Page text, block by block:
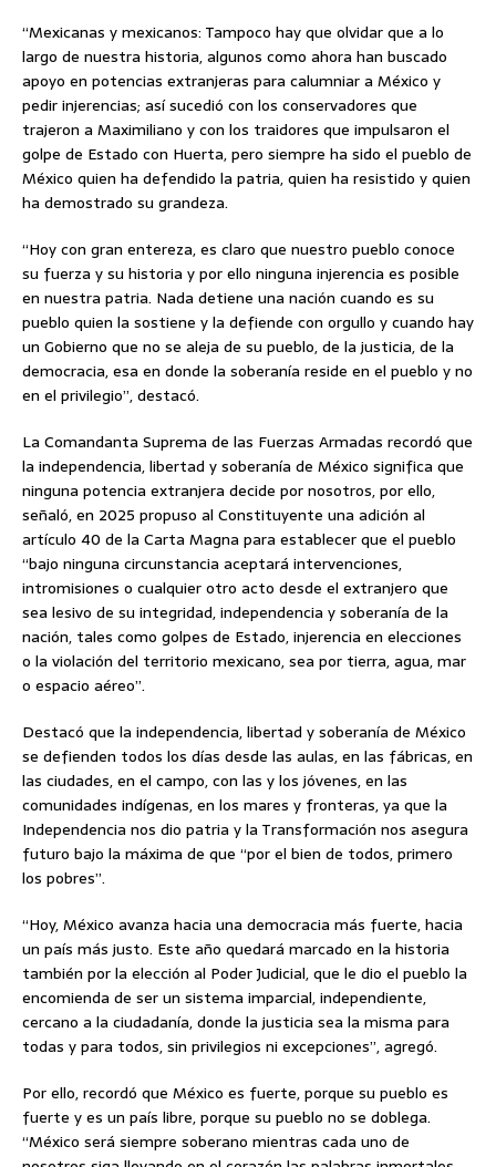
“Mexicanas y mexicanos: Tampoco hay que olvidar que a lo
largo de nuestra historia, algunos como ahora han buscado
apoyo en potencias extranjeras para calumniar a México y
pedir injerencias; así sucedió con los conservadores que
trajeron a Maximiliano y con los traidores que impulsaron el
golpe de Estado con Huerta, pero siempre ha sido el pueblo de
México quien ha defendido la patria, quien ha resistido y quien
ha demostrado su grandeza.
“Hoy con gran entereza, es claro que nuestro pueblo conoce
su fuerza y su historia y por ello ninguna injerencia es posible
en nuestra patria. Nada detiene una nación cuando es su
pueblo quien la sostiene y la defiende con orgullo y cuando hay
un Gobierno que no se aleja de su pueblo, de la justicia, de la
democracia, esa en donde la soberanía reside en el pueblo y no
en el privilegio”, destacó.
La Comandanta Suprema de las Fuerzas Armadas recordó que
la independencia, libertad y soberanía de México significa que
ninguna potencia extranjera decide por nosotros, por ello,
señaló, en 2025 propuso al Constituyente una adición al
artículo 40 de la Carta Magna para establecer que el pueblo
“bajo ninguna circunstancia aceptará intervenciones,
intromisiones o cualquier otro acto desde el extranjero que
sea lesivo de su integridad, independencia y soberanía de la
nación, tales como golpes de Estado, injerencia en elecciones
o la violación del territorio mexicano, sea por tierra, agua, mar
o espacio aéreo”.
Destacó que la independencia, libertad y soberanía de México
se defienden todos los días desde las aulas, en las fábricas, en
las ciudades, en el campo, con las y los jóvenes, en las
comunidades indígenas, en los mares y fronteras, ya que la
Independencia nos dio patria y la Transformación nos asegura
futuro bajo la máxima de que “por el bien de todos, primero
los pobres”.
“Hoy, México avanza hacia una democracia más fuerte, hacia
un país más justo. Este año quedará marcado en la historia
también por la elección al Poder Judicial, que le dio el pueblo la
encomienda de ser un sistema imparcial, independiente,
cercano a la ciudadanía, donde la justicia sea la misma para
todas y para todos, sin privilegios ni excepciones”, agregó.
Por ello, recordó que México es fuerte, porque su pueblo es
fuerte y es un país libre, porque su pueblo no se doblega.
“México será siempre soberano mientras cada uno de